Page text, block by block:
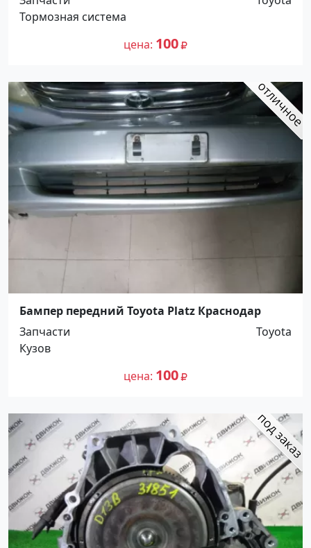
Тормозная система
цена 100
Бампер передний Toyota Platz Краснодар
Запчасти
Toyota
Кузов
цена 100